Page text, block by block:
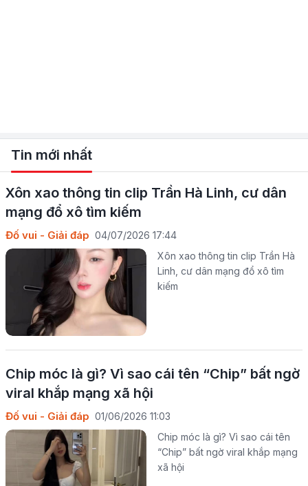
Tin mới nhất
Xôn xao thông tin clip Trần Hà Linh, cư dân
mạng đổ xô tìm kiếm
Đố vui - Giải đáp 04/07/2026 17:44
Xôn xao thông tin clip Trần Hà
Linh, cư dân mạng đổ xô tìm
kiếm
Chip móc là gì? Vì sao cái tên “Chip” bất ngờ
viral khắp mạng xã hội
Đố vui - Giải đáp 01/06/2026 11:03
Chip móc là gì? Vì sao cái tên
“Chip” bất ngờ viral khắp mạng
xã hội